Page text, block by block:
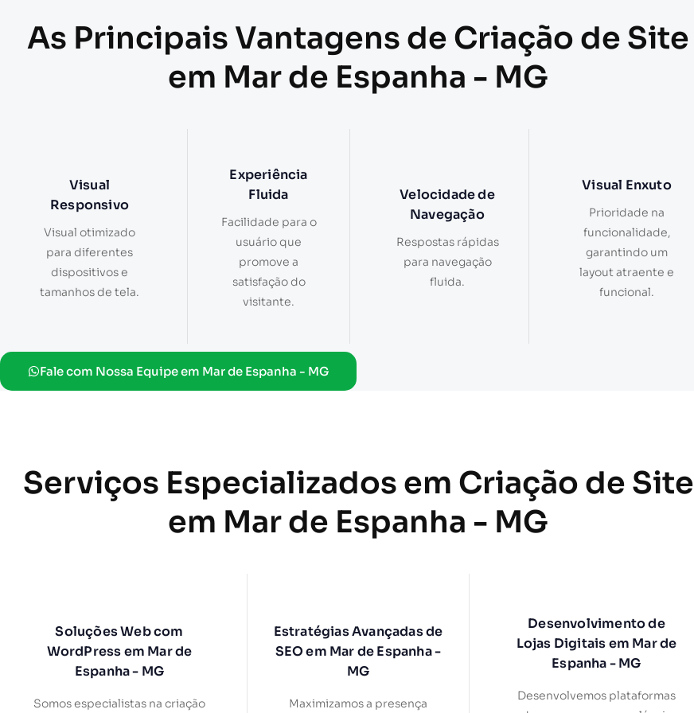
As Principais Vantagens de Criação de Site
em Mar de Espanha - MG
Visual
Responsivo
Visual otimizado
para diferentes
dispositivos e
tamanhos de tela.
Experiência
Fluida
Facilidade para o
usuário que
promove a
satisfação do
visitante.
Velocidade de
Navegação
Respostas rápidas
para navegação
fluida.
Visual Enxuto
Prioridade na
funcionalidade,
garantindo um
layout atraente e
funcional.
Fale com Nossa Equipe em Mar de Espanha - MG
Serviços Especializados em Criação de Site
em Mar de Espanha - MG
Soluções Web com
WordPress em Mar de
Espanha - MG
Somos especialistas na criação
Estratégias Avançadas de
SEO em Mar de Espanha -
MG
Maximizamos a presença
Desenvolvimento de
Lojas Digitais em Mar de
Espanha - MG
Desenvolvemos plataformas